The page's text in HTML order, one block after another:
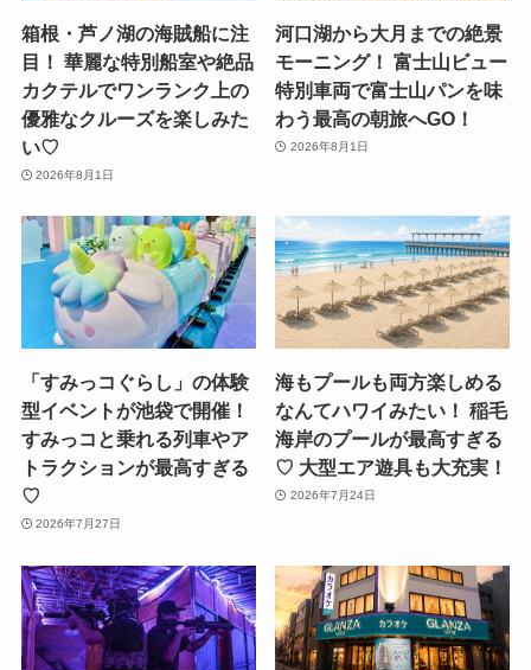
箱根・芦ノ湖の海賊船に注
目！ 華麗な特別船室や絶品
カクテルでワンランク上の
優雅なクルーズを楽しみた
い♡
2026年8月1日
河口湖から大月までの絶景
モーニング！ 富士山ビュー
特別車両で富士山パンを味
わう最高の朝旅へGO！
2026年8月1日
「すみっコぐらし」の体験
型イベントが池袋で開催！
すみっコと乗れる列車やア
トラクションが最高すぎる
♡
2026年7月27日
海もプールも両方楽しめる
なんてハワイみたい！ 稲毛
海岸のプールが最高すぎる
♡ 大型エア遊具も大充実！
2026年7月24日